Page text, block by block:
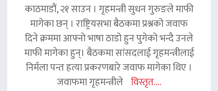
काठमाडौं, २१ साउन । गृहमन्त्री सुधन गुरुङले माफी
मागेका छन् । राष्ट्रियसभा बैठकमा प्रश्नको जवाफ
दिने क्रममा आफ्नो भाषा ठाडो हुन पुगेको भन्दै उनले
माफी मागेका हुन्। बैठकमा सांसदलाई गृहमन्त्रीलाई
निर्मला पन्त हत्या प्रकरणबारे जवाफ मागेका थिए ।
जवाफमा गृहमन्त्रीले विस्तृत....